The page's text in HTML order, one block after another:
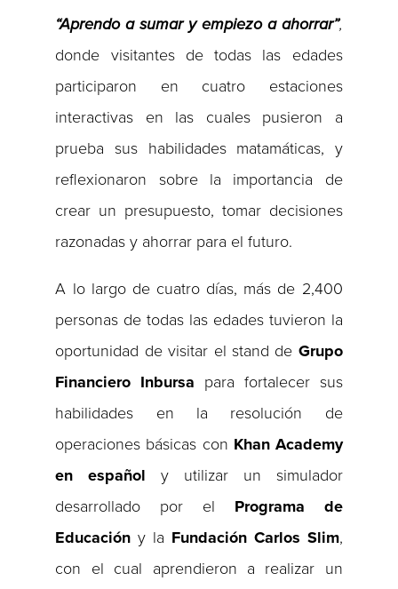
“Aprendo a sumar y empiezo a ahorrar”,
donde visitantes de todas las edades
participaron en cuatro estaciones
interactivas en las cuales pusieron a
prueba sus habilidades matamáticas, y
reflexionaron sobre la importancia de
crear un presupuesto, tomar decisiones
razonadas y ahorrar para el futuro.
A lo largo de cuatro días, más de 2,400
personas de todas las edades tuvieron la
oportunidad de visitar el stand de Grupo
Financiero Inbursa para fortalecer sus
habilidades en la resolución de
operaciones básicas con Khan Academy
en español y utilizar un simulador
desarrollado por el Programa de
Educacióny la Fundación Carlos Slim,
con el cual aprendieron a realizar un